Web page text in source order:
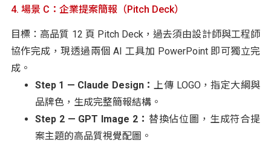
4. 場景 C：企業提案簡報（Pitch Deck）
目標：高品質 12 頁 Pitch Deck，過去須由設計師與工程師
協作完成，現透過兩個 AI 工具加 PowerPoint 即可獨立完
成。
Step 1 — Claude Design：上傳 LOGO，指定大綱與
品牌色，生成完整簡報結構。
Step 2 — GPT Image 2： 替換佔位圖，生成符合提
案主題的高品質視覺配圖。